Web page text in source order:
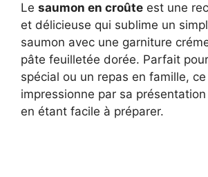
Le saumon en croûte est une
et délicieuse qui sublime un
saumon avec une garniture
pâte feuilletée dorée. Parfait
spécial ou un repas en famille,
impressionne par sa
en étant facile à préparer.